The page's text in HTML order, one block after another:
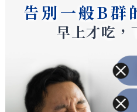
告別一般B群
早上才吃，